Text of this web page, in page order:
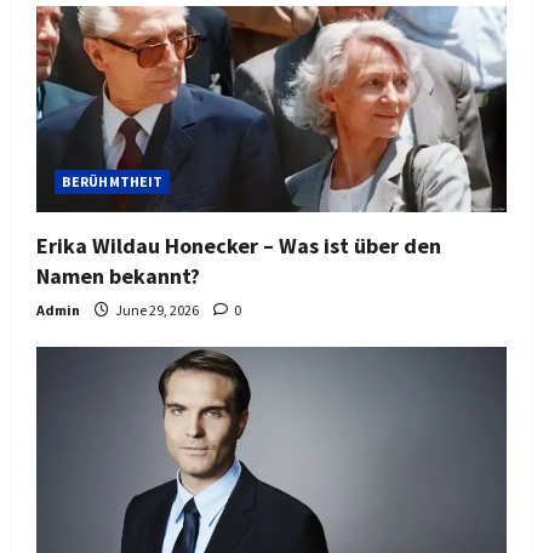
BERÜHMTHEIT
Erika Wildau Honecker – Was ist über den
Namen bekannt?
Admin June 29, 2026 0